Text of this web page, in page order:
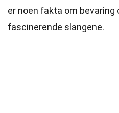
er noen fakta om
fascinerende slangene.